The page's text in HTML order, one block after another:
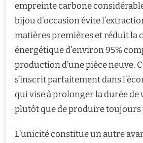
empreinte carbone
bijou d’occasion évite
matières premières et réduit la
énergétique d’environ 95%
production d’une pièce neuve.
s’inscrit parfaitement dans
qui vise à prolonger la durée de
plutôt que de produire toujours
L’unicité constitue un autre